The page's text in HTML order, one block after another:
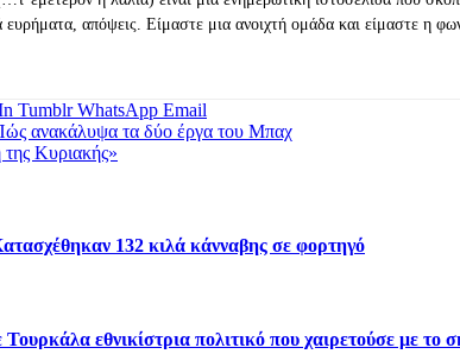
ευρήματα, απόψεις. Είμαστε μια ανοιχτή ομάδα και είμαστε η
Tumblr WhatsApp Email
ανακάλυψα τα δύο έργα του Μπαχ
Κυριακής»
132 κιλά κάνναβης σε φορτηγό
εθνικίστρια πολιτικό που χαιρετούσε με